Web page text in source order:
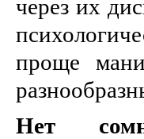
через их
проще
Нет